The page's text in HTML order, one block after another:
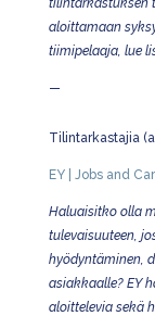
tilintarkastuksen
aloittamaan
tiimipelaaja, lue
—
Tilintarkastajia
EY | Jobs and
Haluaisitko olla
tulevaisuuteen,
hyödyntäminen,
asiakkaalle? EY
aloittelevia sekä